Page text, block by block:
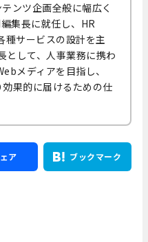
ンツ企画全般に幅広く
集長に就任し、HR
種サービスの設計を主
として、人事業務に携わ
メディアを目指し、
果的に届けるための仕
ア ブックマーク